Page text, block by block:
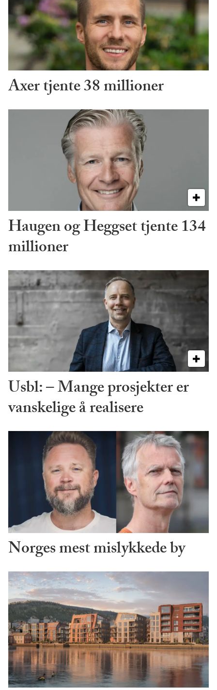
Axer tjente 38 millioner
Haugen og Heggset tjente 134
millioner
Usbl: – Mange prosjekter er
vanskelige å realisere
Norges mest mislykkede by